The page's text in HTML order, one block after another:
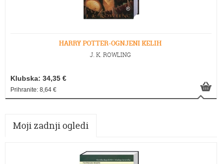
HARRY POTTER-OGNJENI KELIH
J. K. ROWLING
Klubska: 34,35 €
Prihranite: 8,64 €
Moji zadnji ogledi